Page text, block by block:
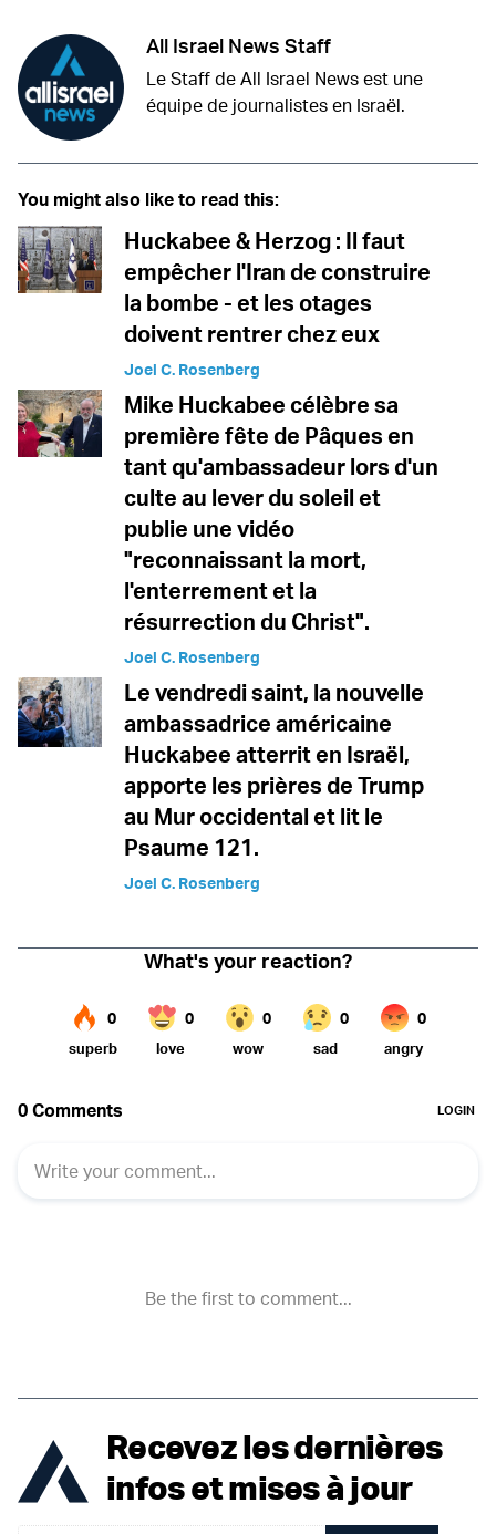
All Israel News Staff
Le Staff de All Israel News est une
équipe de journalistes en Israël.
You might also like to read this:
Huckabee & Herzog : Il faut
empêcher l'Iran de construire
la bombe - et les otages
doivent rentrer chez eux
Joel C. Rosenberg
Mike Huckabee célèbre sa
première fête de Pâques en
tant qu'ambassadeur lors d'un
culte au lever du soleil et
publie une vidéo
"reconnaissant la mort,
l'enterrement et la
résurrection du Christ".
Joel C. Rosenberg
Le vendredi saint, la nouvelle
ambassadrice américaine
Huckabee atterrit en Israël,
apporte les prières de Trump
au Mur occidental et lit le
Psaume 121.
Joel C. Rosenberg
Recevez les dernières
infos et mises à jour